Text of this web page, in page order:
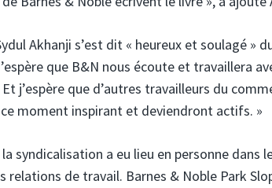
Akhanji s’est dit « heureux et soulagé »
que B&N nous écoute et travaillera
j’espère que d’autres travailleurs du
moment inspirant et deviendront actifs. »
syndicalisation a eu lieu en personne dans
relations de travail. Barnes & Noble Park